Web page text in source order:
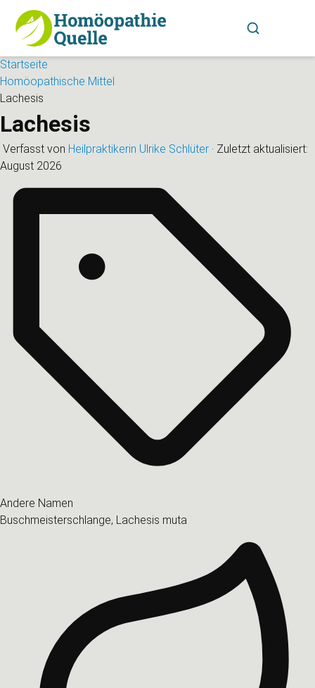
Startseite
Homöopathische Mittel
Lachesis
Lachesis
Verfasst von Heilpraktikerin Ulrike Schlüter · Zuletzt aktualisiert:
August 2026
Andere Namen
Buschmeisterschlange, Lachesis muta